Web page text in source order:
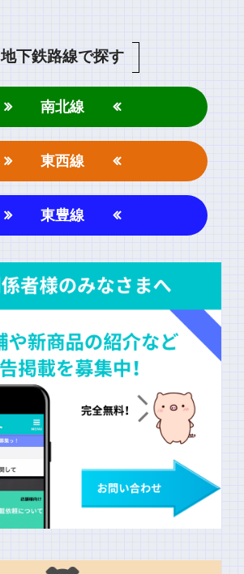
地下鉄路線で探す
南北線
東西線
東豊線